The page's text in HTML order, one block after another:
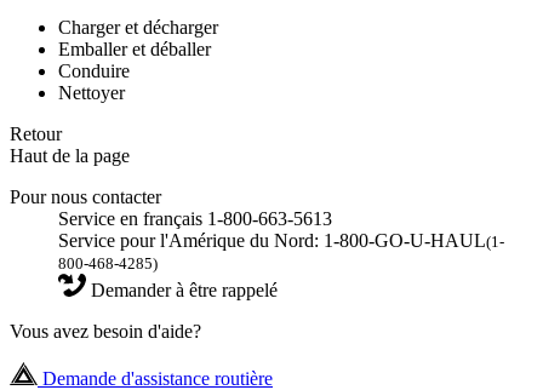
Charger et décharger
Emballer et déballer
Conduire
Nettoyer
Retour
Haut de la page
Pour nous contacter
Service en français 1-800-663-5613
Service pour l'Amérique du Nord: 1-800-GO-U-HAUL(1-
800-468-4285)
Demander à être rappelé
Vous avez besoin d'aide?
Demande d'assistance routière